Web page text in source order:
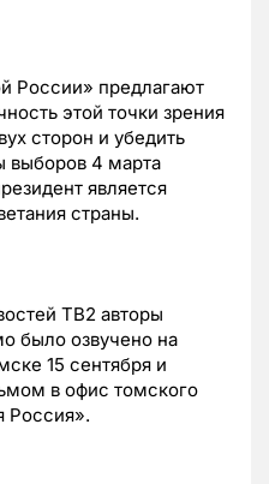
России» предлагают
этой точки зрения
сторон и убедить
выборов 4 марта
является
страны.
ТВ2 авторы
было озвучено на
15 сентября и
в офис томского
Россия».